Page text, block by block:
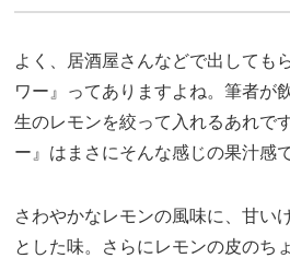
よく、居酒屋さんなどで出しても
ワー』ってありますよね。筆者が
生のレモンを絞って入れるあれで
ー』はまさにそんな感じの果汁感
さわやかなレモンの風味に、甘い
とした味。さらにレモンの皮のち